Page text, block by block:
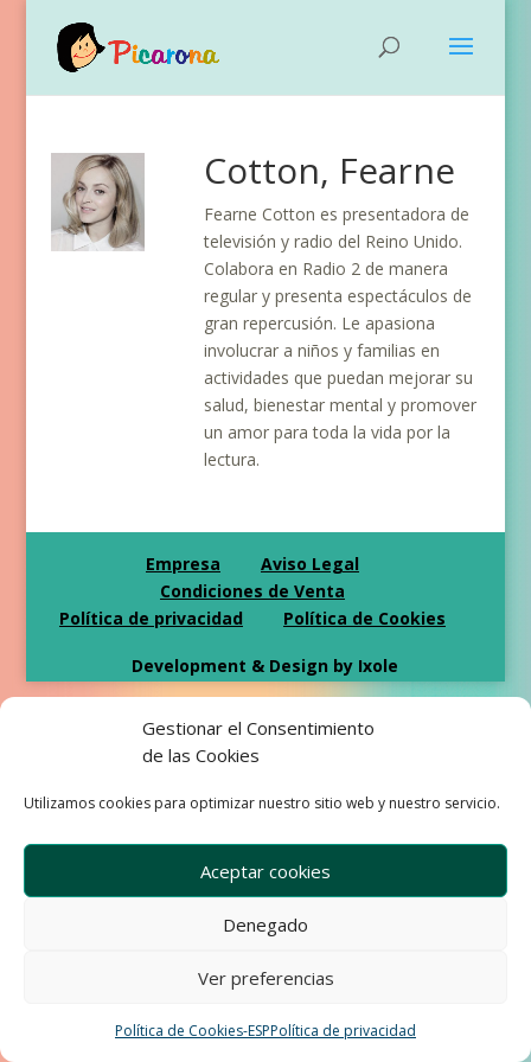
Gestionar el Consentimiento
de las Cookies
Utilizamos cookies para optimizar nuestro sitio web y nuestro servicio.
Aceptar cookies
Denegado
Ver preferencias
Política de Cookies-ESPPolítica de privacidad
Cotton, Fearne
Fearne Cotton es presentadora de
televisión y radio del Reino Unido.
Colabora en Radio 2 de manera
regular y presenta espectáculos de
gran repercusión. Le apasiona
involucrar a niños y familias en
actividades que puedan mejorar su
salud, bienestar mental y promover
un amor para toda la vida por la
lectura.
Empresa
Aviso Legal
Condiciones de Venta
Política de privacidad
Política de Cookies
Development & Design by Ixole